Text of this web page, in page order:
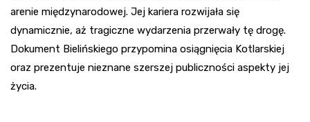
arenie międzynarodowej. Jej kariera rozwijała się
dynamicznie, aż tragiczne wydarzenia przerwały tę drogę.
Dokument Bielińskiego przypomina osiągnięcia Kotlarskiej
oraz prezentuje nieznane szerszej publiczności aspekty jej
życia.